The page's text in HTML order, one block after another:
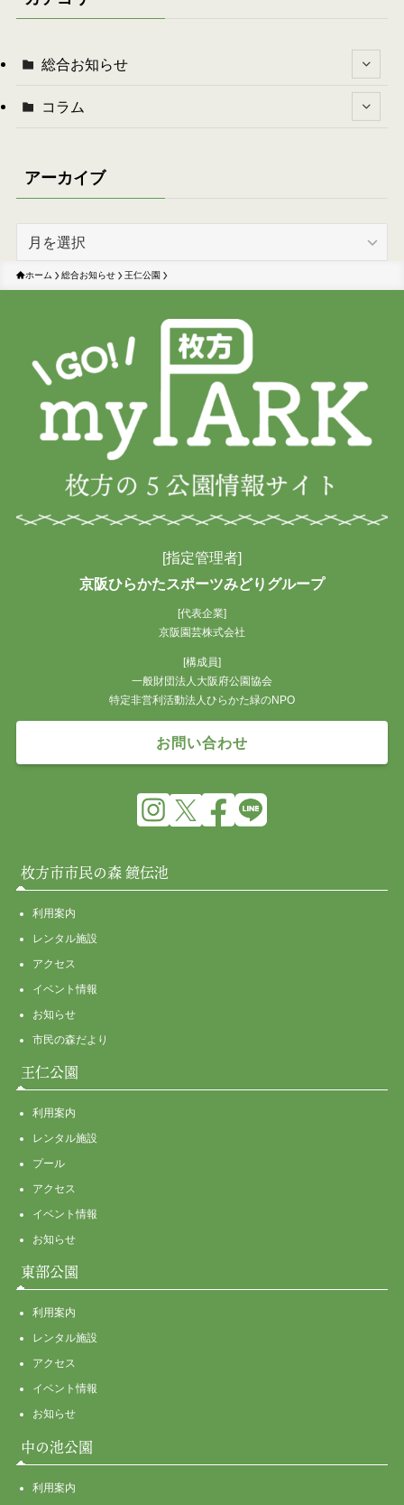
総合お知らせ
コラム
アーカイブ
カホーム 総合お知らせ 王仁公園
[指定管理者]
京阪ひらかたスポーツみどりグループ
[代表企業]
京阪園芸株式会社
[構成員]
一般財団法人大阪府公園協会
特定非営利活動法人ひらかた緑のNPO
お問い合わせ
枚方市市民の森 鏡伝池
利用案内
レンタル施設
アクセス
イベント情報
お知らせ
市民の森だより
王仁公園
利用案内
レンタル施設
プール
アクセス
イベント情報
お知らせ
東部公園
利用案内
レンタル施設
アクセス
イベント情報
お知らせ
中の池公園
利用案内